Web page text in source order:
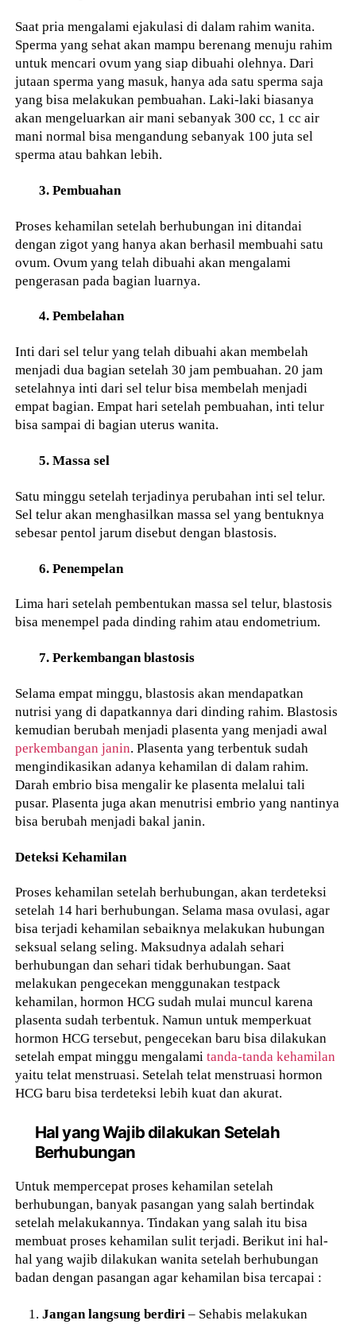
Saat pria mengalami ejakulasi di dalam rahim wanita.
Sperma yang sehat akan mampu berenang menuju rahim
untuk mencari ovum yang siap dibuahi olehnya. Dari
jutaan sperma yang masuk, hanya ada satu sperma saja
yang bisa melakukan pembuahan. Laki-laki biasanya
akan mengeluarkan air mani sebanyak 300 cc, 1 cc air
mani normal bisa mengandung sebanyak 100 juta sel
sperma atau bahkan lebih.
3. Pembuahan
Proses kehamilan setelah berhubungan ini ditandai
dengan zigot yang hanya akan berhasil membuahi satu
ovum. Ovum yang telah dibuahi akan mengalami
pengerasan pada bagian luarnya.
4. Pembelahan
Inti dari sel telur yang telah dibuahi akan membelah
menjadi dua bagian setelah 30 jam pembuahan. 20 jam
setelahnya inti dari sel telur bisa membelah menjadi
empat bagian. Empat hari setelah pembuahan, inti telur
bisa sampai di bagian uterus wanita.
5. Massa sel
Satu minggu setelah terjadinya perubahan inti sel telur.
Sel telur akan menghasilkan massa sel yang bentuknya
sebesar pentol jarum disebut dengan blastosis.
6. Penempelan
Lima hari setelah pembentukan massa sel telur, blastosis
bisa menempel pada dinding rahim atau endometrium.
7. Perkembangan blastosis
Selama empat minggu, blastosis akan mendapatkan
nutrisi yang di dapatkannya dari dinding rahim. Blastosis
kemudian berubah menjadi plasenta yang menjadi awal
perkembangan janin. Plasenta yang terbentuk sudah
mengindikasikan adanya kehamilan di dalam rahim.
Darah embrio bisa mengalir ke plasenta melalui tali
pusar. Plasenta juga akan menutrisi embrio yang nantinya
bisa berubah menjadi bakal janin.
Deteksi Kehamilan
Proses kehamilan setelah berhubungan, akan terdeteksi
setelah 14 hari berhubungan. Selama masa ovulasi, agar
bisa terjadi kehamilan sebaiknya melakukan hubungan
seksual selang seling. Maksudnya adalah sehari
berhubungan dan sehari tidak berhubungan. Saat
melakukan pengecekan menggunakan testpack
kehamilan, hormon HCG sudah mulai muncul karena
plasenta sudah terbentuk. Namun untuk memperkuat
hormon HCG tersebut, pengecekan baru bisa dilakukan
setelah empat minggu mengalamitanda-tanda kehamilan
yaitu telat menstruasi. Setelah telat menstruasi hormon
HCG baru bisa terdeteksi lebih kuat dan akurat.
Hal yang Wajib dilakukan Setelah
Berhubungan
Untuk mempercepat proses kehamilan setelah
berhubungan, banyak pasangan yang salah bertindak
setelah melakukannya. Tindakan yang salah itu bisa
membuat proses kehamilan sulit terjadi. Berikut ini hal-
hal yang wajib dilakukan wanita setelah berhubungan
badan dengan pasangan agar kehamilan bisa tercapai :
Jangan langsung berdiri – Sehabis melakukan